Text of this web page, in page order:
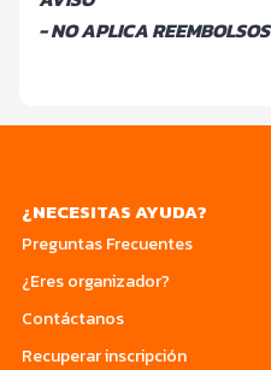
- NO APLICA REEMBOLSOS
¿NECESITAS AYUDA?
Preguntas Frecuentes
¿Eres organizador?
Contáctanos
Recuperar inscripción